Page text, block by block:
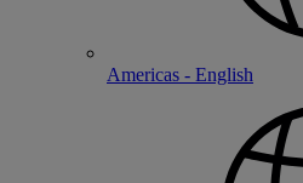
Americas - English